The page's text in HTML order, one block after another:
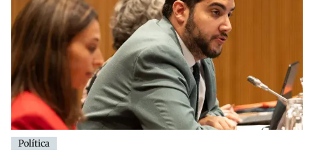
Política